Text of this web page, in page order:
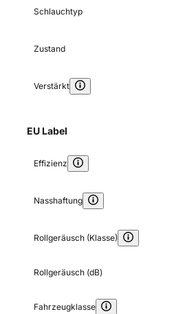
Schlauchtyp
Zustand
Verstärkt
EU Label
Effizienz
Nasshaftung
Rollgeräusch (Klasse)
Rollgeräusch (dB)
Fahrzeugklasse